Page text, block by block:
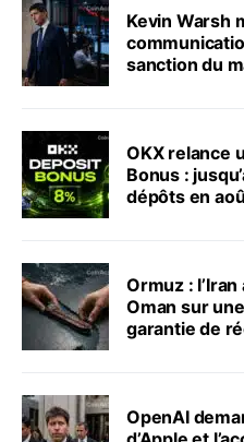
Kevin Warsh
sanction du
OKX relance
Bonus :
dépôts en
Ormuz :
Oman sur
garantie de
OpenAI